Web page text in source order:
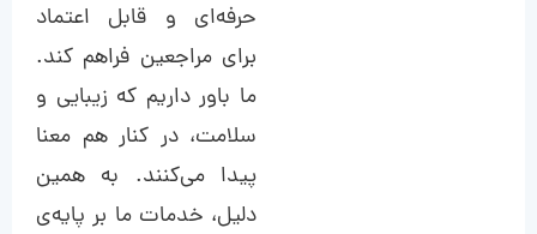
حرفه‌ای و قابل اعتماد
برای مراجعین فراهم کند.
ما باور داریم که زیبایی و
سلامت، در کنار هم معنا
پیدا می‌کنند. به همین
دلیل، خدمات ما بر پایه‌ی